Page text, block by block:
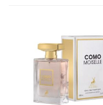
Recordarme